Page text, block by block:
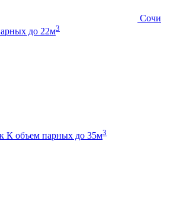
Сочи
до 22м3
К объем парных до 35м3